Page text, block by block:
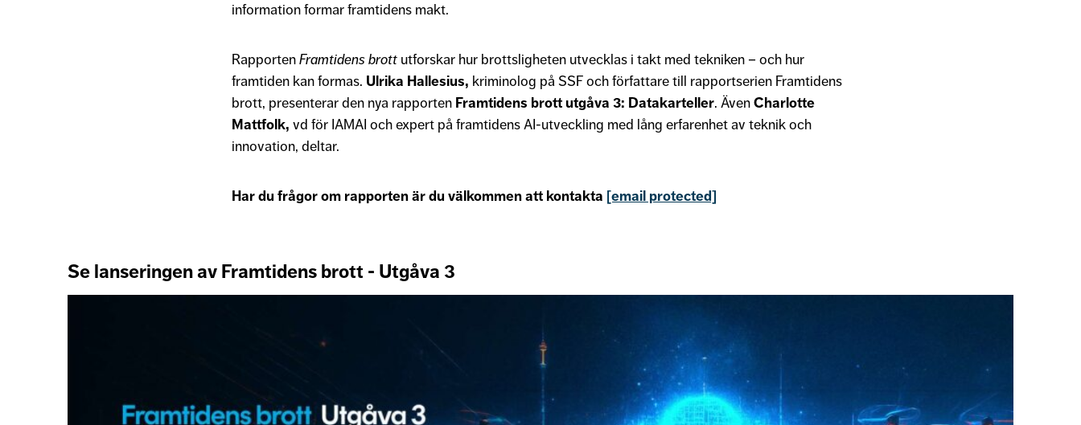
information formar framtidens makt.
RapportenFramtidens brott utforskar hur brottsligheten utvecklas i takt med tekniken – och hur
framtiden kan formas. Ulrika Hallesius, kriminolog på SSF och författare till rapportserien Framtidens
brott, presenterar den nya rapporten Framtidens brott utgåva 3: Datakarteller. ÄvenCharlotte
Mattfolk, vd för IAMAI och expert på framtidens AI-utveckling med lång erfarenhet av teknik och
innovation, deltar.
Har du frågor om rapporten är du välkommen att kontakta [email protected]
Se lanseringen av Framtidens brott - Utgåva 3